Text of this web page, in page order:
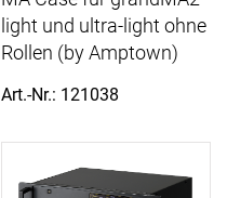
light und ultra-light ohne
Rollen (by Amptown)
Art.-Nr.: 121038